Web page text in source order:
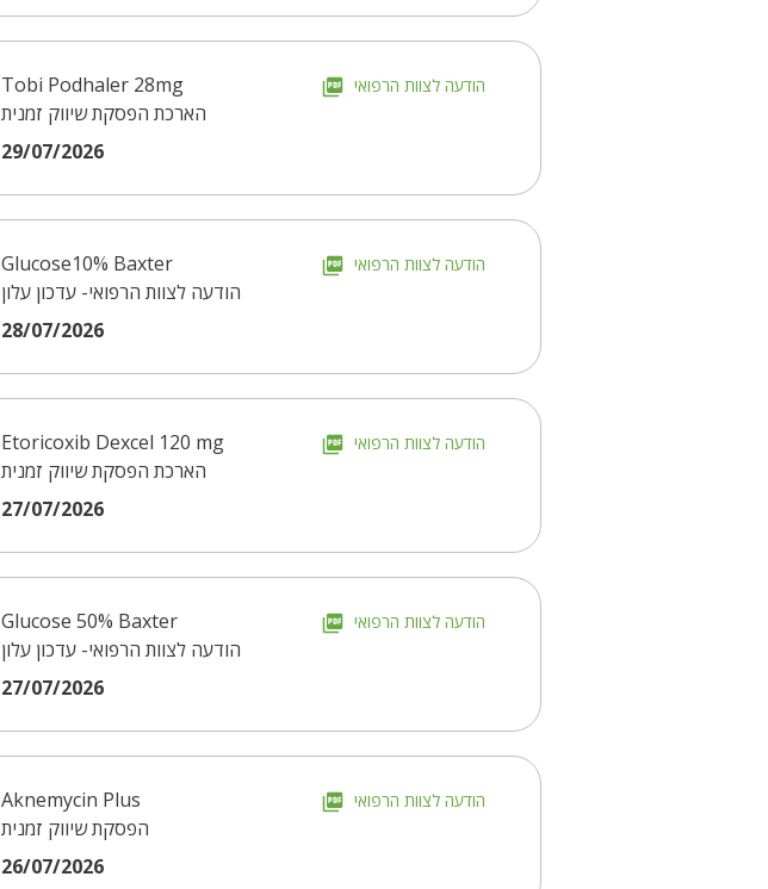
Tobi Podhaler 28mg
הארכת הפסקת שיווק זמנית
29/07/2026
הודעה לצוות הרפואי
Glucose10% Baxter
הודעה לצוות הרפואי- עדכון עלון
28/07/2026
הודעה לצוות הרפואי
Etoricoxib Dexcel 120 mg
הארכת הפסקת שיווק זמנית
27/07/2026
הודעה לצוות הרפואי
Glucose 50% Baxter
הודעה לצוות הרפואי- עדכון עלון
27/07/2026
הודעה לצוות הרפואי
Aknemycin Plus
הפסקת שיווק זמנית
26/07/2026
הודעה לצוות הרפואי